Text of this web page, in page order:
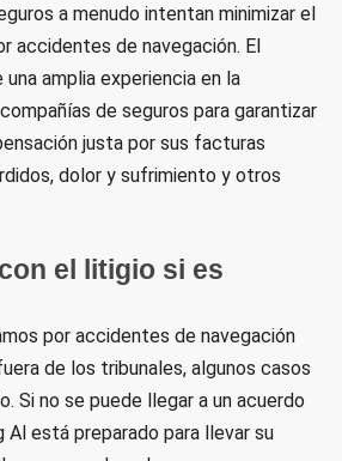
a menudo intentan minimizar el
accidentes de navegación. El
amplia experiencia en la
de seguros para garantizar
justa por sus facturas
dolor y sufrimiento y otros
el litigio si es
por accidentes de navegación
de los tribunales, algunos casos
Si no se puede llegar a un acuerdo
Al está preparado para llevar su